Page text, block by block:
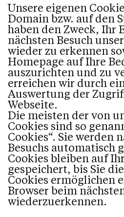
Unsere eigenen
Domain bzw. auf den
haben den Zweck, Ihr
nächsten Besuch
wieder zu erkennen
Homepage auf Ihre
auszurichten und zu
erreichen wir durch
Auswertung der
Webseite.
Die meisten der von
Cookies sind so
Cookies“. Sie werden
Besuchs automatisch
Cookies bleiben auf
gespeichert, bis Sie
Cookies ermöglichen
Browser beim
wiederzuerkennen.